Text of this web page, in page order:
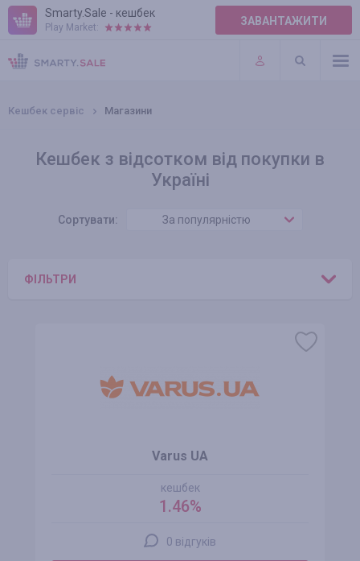
Smarty.Sale - кешбек
Play Market: ЗАВАНТАЖИТИ
ПРАВИЛА
ПЛАГІНИ
Кешбек сервіс Магазини
Кешбек з відсотком від покупки в
Україні
Сортувати: За популярністю
ФІЛЬТРИ
Varus UA
кешбек
1.46%
0 відгуків